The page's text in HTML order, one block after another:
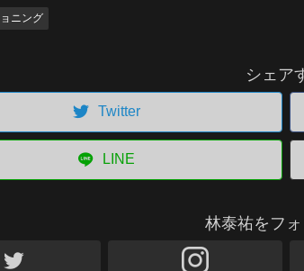
ニング
シェア
Twitter
LINE
林泰祐をフ